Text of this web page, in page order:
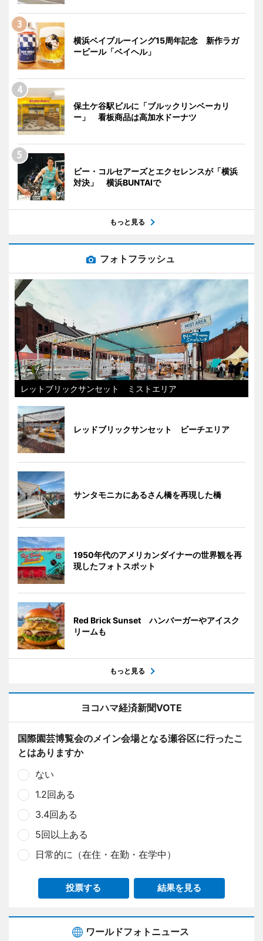
横浜ベイブルーイング15周年記念 新作ラガ
ービール「ベイヘル」
保土ケ谷駅ビルに「ブルックリンベーカリ
ー」 看板商品は高加水ドーナツ
ビー・コルセアーズとエクセレンスが「横浜
対決」 横浜BUNTAIで
もっと見る
フォトフラッシュ
レットブリックサンセット ミストエリア
レッドブリックサンセット ビーチエリア
サンタモニカにあるさん橋を再現した橋
1950年代のアメリカンダイナーの世界観を再
現したフォトスポット
Red Brick Sunset ハンバーガーやアイスク
リームも
もっと見る
ヨコハマ経済新聞VOTE
国際園芸博覧会のメイン会場となる瀬谷区に行ったこ
とはありますか
ない
1.2回ある
3.4回ある
5回以上ある
日常的に（在住・在勤・在学中）
投票する 結果を見る
ワールドフォトニュース